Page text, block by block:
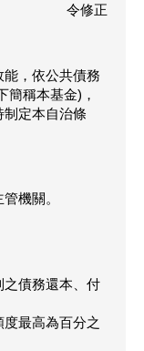
令修正
，依公共債務
簡稱本基金)，
定本自治條
機關。
債務還本、付
最高為百分之